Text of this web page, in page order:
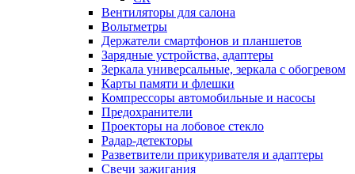
Вентиляторы для салона
Вольтметры
Держатели смартфонов и планшетов
Зарядные устройства, адаптеры
Зеркала универсальные, зеркала с обогревом
Карты памяти и флешки
Компрессоры автомобильные и насосы
Предохранители
Проекторы на лобовое стекло
Радар-детекторы
Разветвители прикуривателя и адаптеры
Свечи зажигания